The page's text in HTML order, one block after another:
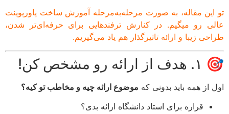
مقاله، به صورت مرحله‌به‌مرحله آموزش ساخت پاورپوینت
رو میگیم. در کنارش ترفندهایی برای حرفه‌ای‌تر شدن،
زیبا و ارائه تاثیرگذار هم یاد می‌گیریم.
رو مشخص کن!
از همه باید بدونی که موضوع ارائه چیه و مخاطب تو کیه؟
قراره برای استاد دانشگاه ارائه بدی؟